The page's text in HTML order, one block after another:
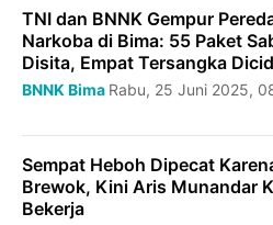
TNI dan BNNK Gempur
Narkoba di Bima: 55 Paket
Disita, Empat Tersangka
BNNK Bima Rabu, 25 Juni 2025,
Sempat Heboh Dipecat
Brewok, Kini Aris Munandar
Bekerja